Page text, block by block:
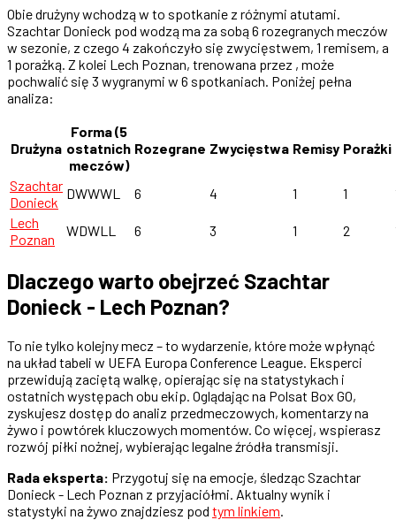
Obie drużyny wchodzą w to spotkanie z różnymi atutami.
Szachtar Donieck pod wodzą ma za sobą 6 rozegranych meczów
w sezonie, z czego 4 zakończyło się zwycięstwem, 1 remisem, a
1 porażką. Z kolei Lech Poznan, trenowana przez , może
pochwalić się 3 wygranymi w 6 spotkaniach. Poniżej pełna
analiza:
Drużyna
Forma (5
ostatnich
meczów)
Rozegrane Zwycięstwa Remisy Porażki
Szachtar
Donieck
DWWWL 6 4 1 1
Lech
Poznan
WDWLL 6 3 1 2
Dlaczego warto obejrzeć Szachtar
Donieck - Lech Poznan?
To nie tylko kolejny mecz – to wydarzenie, które może wpłynąć
na układ tabeli w UEFA Europa Conference League. Eksperci
przewidują zaciętą walkę, opierając się na statystykach i
ostatnich występach obu ekip. Oglądając na Polsat Box GO,
zyskujesz dostęp do analiz przedmeczowych, komentarzy na
żywo i powtórek kluczowych momentów. Co więcej, wspierasz
rozwój piłki nożnej, wybierając legalne źródła transmisji.
Rada eksperta: Przygotuj się na emocje, śledząc Szachtar
Donieck - Lech Poznan z przyjaciółmi. Aktualny wynik i
statystyki na żywo znajdziesz pod tym linkiem